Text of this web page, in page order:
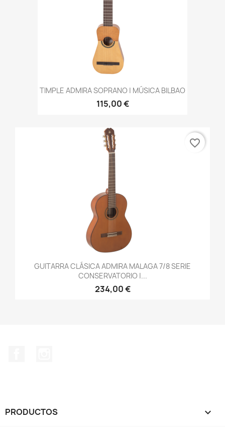
TIMPLE ADMIRA SOPRANO | MÚSICA BILBAO
115,00 €
GUITARRA CLÁSICA ADMIRA MALAGA 7/8 SERIE
CONSERVATORIO |...
234,00 €
favorite_border
PRODUCTOS 